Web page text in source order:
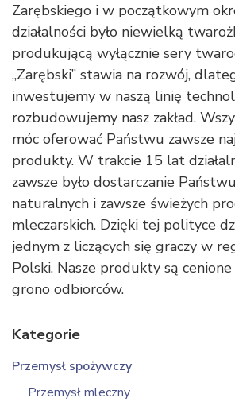
Zarębskiego i w początkowym
działalności było niewielką
produkującą wyłącznie sery
„Zarębski” stawia na rozwój,
inwestujemy w naszą linię
rozbudowujemy nasz zakład.
móc oferować Państwu zawsze
produkty. W trakcie 15 lat
zawsze było dostarczanie
naturalnych i zawsze świeżych
mleczarskich. Dzięki tej polityce
jednym z liczących się graczy w
Polski. Nasze produkty są
grono odbiorców.
Kategorie
Przemysł spożywczy
Przemysł mleczny